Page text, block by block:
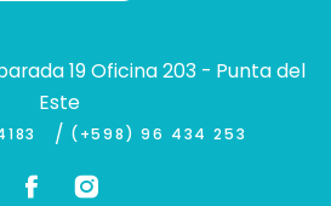
19 Oficina 203 - Punta del
Este
/ (+598) 96 434 253